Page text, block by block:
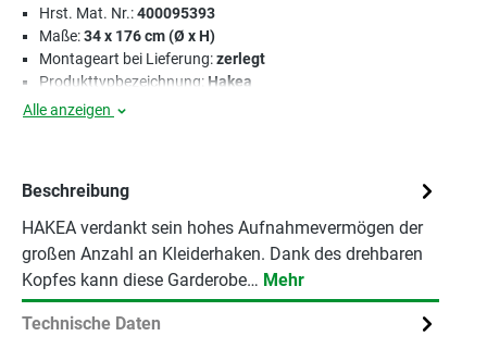
Hrst. Mat. Nr.:400095393
Maße:34 x 176 cm (Ø x H)
Montageart bei Lieferung:zerlegt
Produkttypbezeichnung: Hakea
Alle anzeigen
Beschreibung
HAKEA verdankt sein hohes Aufnahmevermögen der
großen Anzahl an Kleiderhaken. Dank des drehbaren
Kopfes kann diese Garderobe… Mehr
Technische Daten